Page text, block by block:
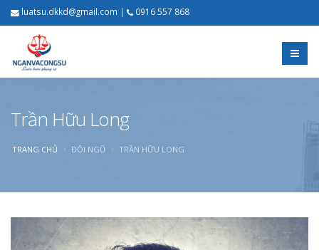
luatsu.dkkd@gmail.com | 0916 557 868
Trần Hữu Long
TRANG CHỦ ĐỘI NGŨ TRẦN HỮU LONG